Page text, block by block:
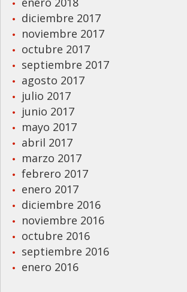
diciembre 2017
noviembre 2017
octubre 2017
septiembre 2017
agosto 2017
julio 2017
junio 2017
mayo 2017
abril 2017
marzo 2017
febrero 2017
enero 2017
diciembre 2016
noviembre 2016
octubre 2016
septiembre 2016
enero 2016